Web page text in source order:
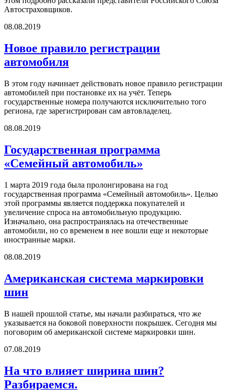
Автостраховщиков.
08.08.2019
Новое правило регистрации
автомобиля
В этом году начинает действовать новое правило регистрации
автомобилей при постановке их на учёт. Теперь
государственные номера получаются исключительно того
региона, где зарегистрирован сам автовладелец.
08.08.2019
Государственная программа
«Семейный автомобиль»
1 марта 2019 года была пролонгирована на год
государственная программа «Семейный автомобиль». Целью
этой программы является поддержка покупателей и
увеличение спроса на автомобильную продукцию.
Изначально, она распространялась на отечественные
автомобили, но со временем в нее вошли еще и некоторые
иностранные марки.
08.08.2019
Американская система маркировки
шин
В нашей прошлой статье, мы начали разбираться, что же
указывается на боковой поверхности покрышек. Сегодня мы
поговорим об американской системе маркировки шин.
07.08.2019
На что влияет ширина шин?
Разбираемся.